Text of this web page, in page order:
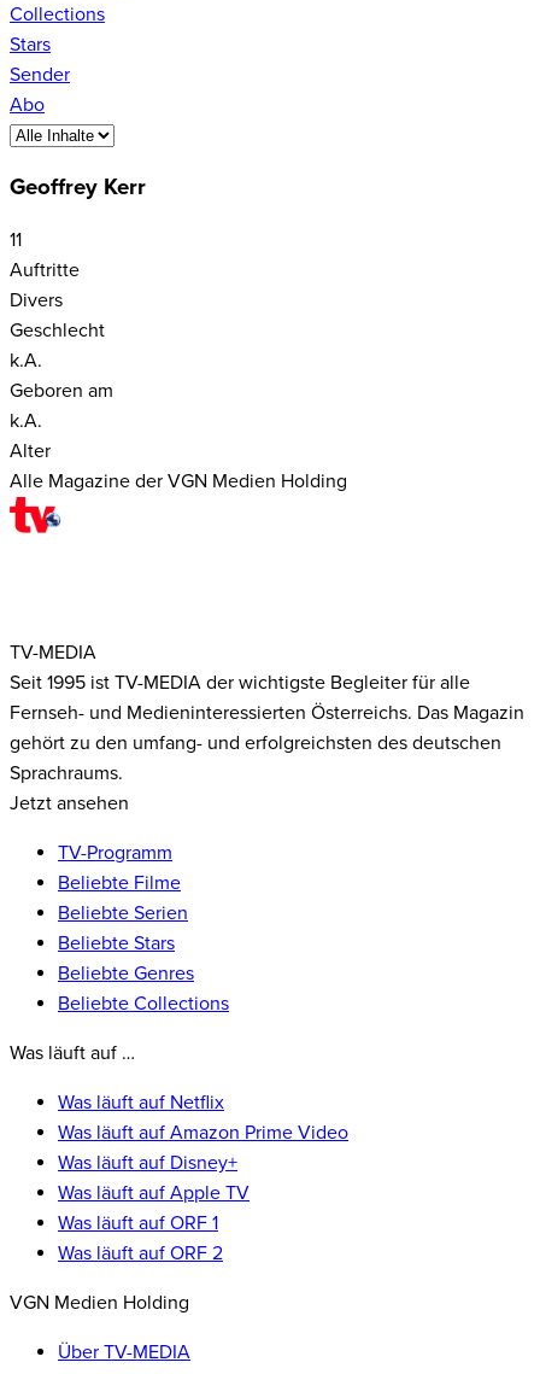
Collections
Stars
Sender
Abo
Geoffrey Kerr
11
Auftritte
Divers
Geschlecht
k.A.
Geboren am
k.A.
Alter
Alle Magazine der VGN Medien Holding
TV-MEDIA
Seit 1995 ist TV-MEDIA der wichtigste Begleiter für alle
Fernseh- und Medieninteressierten Österreichs. Das Magazin
gehört zu den umfang- und erfolgreichsten des deutschen
Sprachraums.
Jetzt ansehen
TV-Programm
Beliebte Filme
Beliebte Serien
Beliebte Stars
Beliebte Genres
Beliebte Collections
Was läuft auf …
Was läuft auf Netflix
Was läuft auf Amazon Prime Video
Was läuft auf Disney+
Was läuft auf Apple TV
Was läuft auf ORF 1
Was läuft auf ORF 2
VGN Medien Holding
Über TV-MEDIA